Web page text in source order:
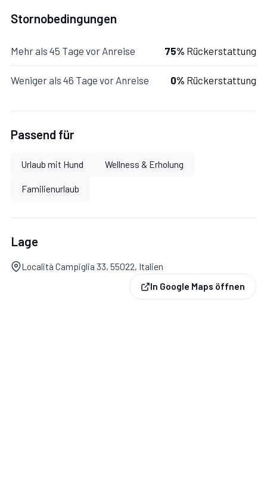
Zusätzliche Bereiche
Mit Garten, Parkplatz.
1.2m), Grill, Außenbereich für das Essen im Freien,
Esstisch, Gartenmöbel, drei Sonnenliegen.
Stornobedingungen
Mehr als 45 Tage vor Anreise 75% Rückerstattung
Weniger als 46 Tage vor Anreise 0% Rückerstattung
Passend für
Urlaub mit Hund Wellness & Erholung
Familienurlaub
Lage
Località Campiglia 33, 55022, Italien
In Google Maps öffnen